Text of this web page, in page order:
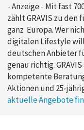
- Anzeige - Mit fast
zählt GRAVIS zu
ganz Europa. Wer
digitalen Lifestyle
deutschen Anbieter
genau richtig.
kompetente
Aktionen und 25-
aktuelle Angebote